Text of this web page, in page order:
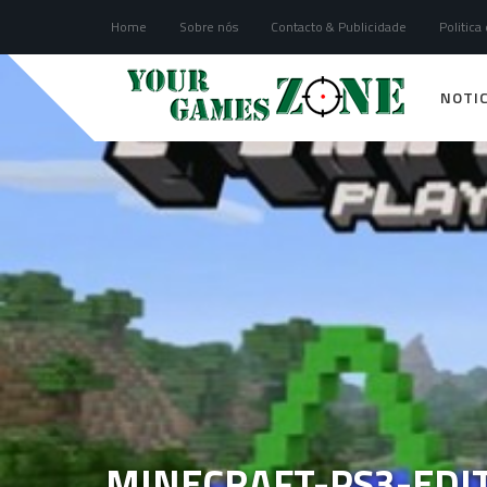
Home Sobre nós Contacto & Publicidade Politica